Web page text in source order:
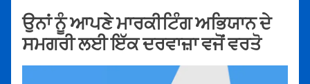
ਉਨਾਂ ਨੂੰ ਆਪਣੇ ਮਾਰਕੀਟਿੰਗ ਅਭਿਯਾਨ ਦੇ
ਸਮਗਰੀ ਲਈ ਇੱਕ ਦਰਵਾਜ਼ਾ ਵਜੋਂ ਵਰਤੋ